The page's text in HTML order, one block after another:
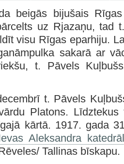
beigās bijušais
uz Rjazaņu, tad
visu Rīgas eparhiju.
sakarā ar
t. Pāvels
t. Pāvels
Platons.
kārtā. 1917. gada
Aleksandra
Tallinas bīskapu.